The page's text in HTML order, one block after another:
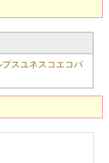
スユネスコエコパ